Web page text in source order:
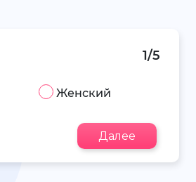
1/5
Женский
Далее